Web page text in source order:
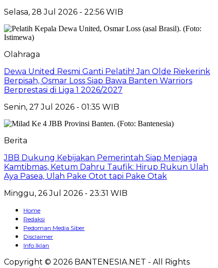
Selasa, 28 Jul 2026 - 22:56 WIB
Olahraga
Dewa United Resmi Ganti Pelatih! Jan Olde Riekerink
Berpisah, Osmar Loss Siap Bawa Banten Warriors
Berprestasi di Liga 1 2026/2027
Senin, 27 Jul 2026 - 01:35 WIB
Berita
JBB Dukung Kebijakan Pemerintah Siap Menjaga
Kamtibmas, Ketum Dahru Taufik: Hirup Rukun Ulah
Aya Pasea, Ulah Pake Otot tapi Pake Otak
Minggu, 26 Jul 2026 - 23:31 WIB
Home
Redaksi
Pedoman Media Siber
Disclaimer
Info Iklan
Copyright © 2026 BANTENESIA.NET - All Rights